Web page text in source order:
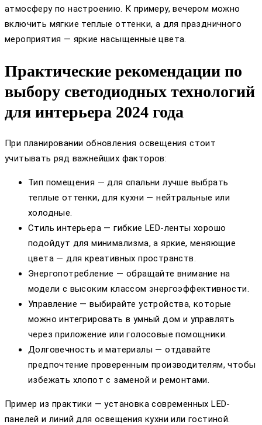
атмосферу по настроению. К примеру, вечером можно
включить мягкие теплые оттенки, а для праздничного
мероприятия — яркие насыщенные цвета.
Практические рекомендации по
выбору светодиодных технологий
для интерьера 2024 года
При планировании обновления освещения стоит
учитывать ряд важнейших факторов:
Тип помещения — для спальни лучше выбрать
теплые оттенки, для кухни — нейтральные или
холодные.
Стиль интерьера — гибкие LED-ленты хорошо
подойдут для минимализма, а яркие, меняющие
цвета — для креативных пространств.
Энергопотребление — обращайте внимание на
модели с высоким классом энергоэффективности.
Управление — выбирайте устройства, которые
можно интегрировать в умный дом и управлять
через приложение или голосовые помощники.
Долговечность и материалы — отдавайте
предпочтение проверенным производителям, чтобы
избежать хлопот с заменой и ремонтами.
Пример из практики — установка современных LED-
панелей и линий для освещения кухни или гостиной.